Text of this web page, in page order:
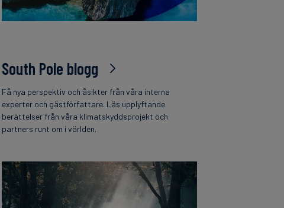
South Pole blogg
Få nya perspektiv och åsikter från våra interna
experter och gästförfattare. Läs upplyftande
berättelser från våra klimatskyddsprojekt och
partners runt om i världen.